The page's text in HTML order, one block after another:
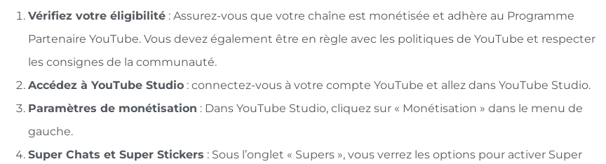
Vérifiez votre éligibilité : Assurez-vous que votre chaîne est monétisée et adhère au Programme
Partenaire YouTube. Vous devez également être en règle avec les politiques de YouTube et respecter
les consignes de la communauté.
Accédez à YouTube Studio : connectez-vous à votre compte YouTube et allez dans YouTube Studio.
Paramètres de monétisation : Dans YouTube Studio, cliquez sur « Monétisation » dans le menu de
gauche.
Super Chats et Super Stickers : Sous l’onglet « Supers », vous verrez les options pour activer Super